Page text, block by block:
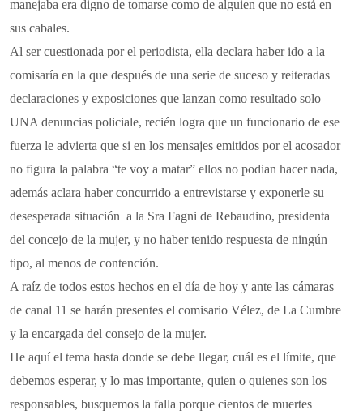
manejaba era digno de tomarse como de alguien que no está en
sus cabales.
Al ser cuestionada por el periodista, ella declara haber ido a la
comisaría en la que después de una serie de suceso y reiteradas
declaraciones y exposiciones que lanzan como resultado solo
UNA denuncias policiale, recién logra que un funcionario de ese
fuerza le advierta que si en los mensajes emitidos por el acosador
no figura la palabra “te voy a matar” ellos no podian hacer nada,
además aclara haber concurrido a entrevistarse y exponerle su
desesperada situación a la Sra Fagni de Rebaudino, presidenta
del concejo de la mujer, y no haber tenido respuesta de ningún
tipo, al menos de contención.
A raíz de todos estos hechos en el día de hoy y ante las cámaras
de canal 11 se harán presentes el comisario Vélez, de La Cumbre
y la encargada del consejo de la mujer.
He aquí el tema hasta donde se debe llegar, cuál es el límite, que
debemos esperar, y lo mas importante, quien o quienes son los
responsables, busquemos la falla porque cientos de muertes